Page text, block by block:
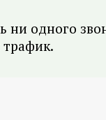
одного
трафик.